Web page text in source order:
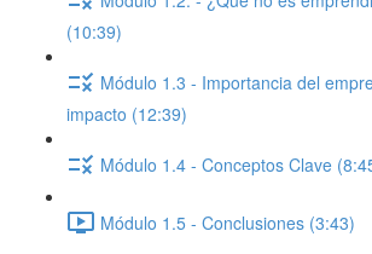
(10:39)
Módulo 1.3 - Importancia del
impacto (12:39)
Módulo 1.4 - Conceptos Clave
Módulo 1.5 - Conclusiones (3:43)